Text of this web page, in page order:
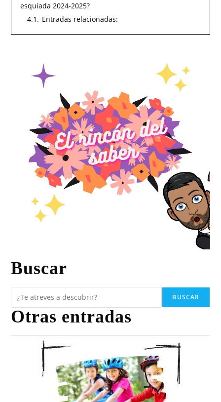
esquiada 2024-2025?
4.1. Entradas relacionadas:
Buscar
BUSCAR
Otras entradas